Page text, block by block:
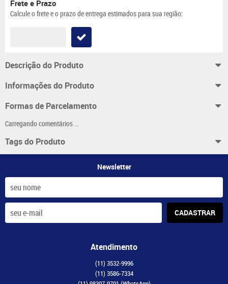
Frete e Prazo
Calcule o frete e o prazo de entrega estimados para sua região:
Descrição do Produto
Informações do Produto
Formas de Parcelamento
Carregando comentários ...
Tags do Produto
Newsletter
CADASTRAR
Atendimento
(11) 3532-9996
(11) 3586-7334